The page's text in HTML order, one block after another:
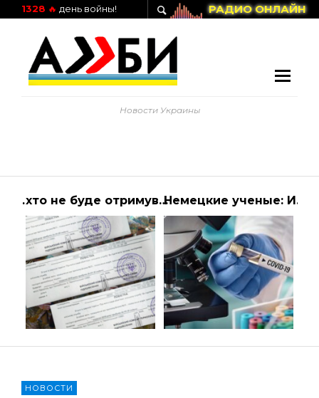
РАДИО ОНЛАЙН
1328 🔥 день войны!
Новости Украины
Как найти первосортный алкоголь? хто не буде отримувати документи на вулиці — Україна Немецкие ученые: Иммунитет у переболевших Covid-19 сохраняется недолго | Алиби
НОВОСТИ